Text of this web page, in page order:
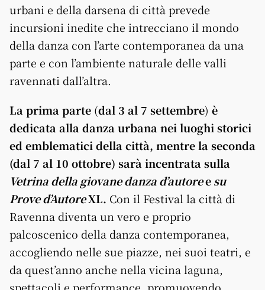
urbani e della darsena di città prevede
incursioni inedite che intrecciano il mondo
della danza con l’arte contemporanea da una
parte e con l’ambiente naturale delle valli
ravennati dall’altra.
La prima parte (dal 3 al 7 settembre) è
dedicata alla danza urbana nei luoghi storici
ed emblematici della città, mentre la seconda
(dal 7 al 10 ottobre) sarà incentrata sulla
Vetrina della giovane danza d’autoreesu
Prove d’AutoreXL. Con il Festival la città di
Ravenna diventa un vero e proprio
palcoscenico della danza contemporanea,
accogliendo nelle sue piazze, nei suoi teatri, e
da quest’anno anche nella vicina laguna,
spettacoli e performance, promuovendo,